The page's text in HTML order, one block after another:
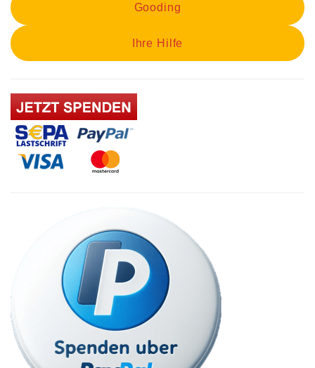
Gooding
Ihre Hilfe